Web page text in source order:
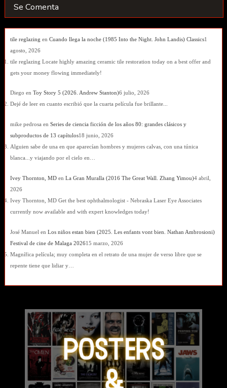
Se Comenta
tile reglazing en Cuando llega la noche (1985 Into the Night. John Landis) Classics1
agosto, 2026
tile reglazing Locate highly amazing ceramic tile restoration today on a best offer and
gets your money flowing immediately!
Diego en Toy Story 5 (2026. Andrew Stanton)6 julio, 2026
Dejé de leer en cuanto escribió que la cuarta película fue brillante...
mike pedrosa en Series de ciencia ficción de los años 80: grandes clásicos y
subproductos de 13 capítulos18 junio, 2026
Alguien sabe de una en que aparecían hombres y mujeres calvas, con una túnica
blanca...y viajando por el cielo en…
Ivey Thornton, MDen La Gran Muralla (2016 The Great Wall. Zhang Yimou)4 abril,
2026
Ivey Thornton, MD Get the best ophthalmologist - Nebraska Laser Eye Associates
currently now available and with expert knowledges today!
José Manuel en Los niños estan bien (2025. Les enfants vont bien. Nathan Ambrosioni)
Festival de cine de Malaga 202615 marzo, 2026
Magnífica película; muy completa en el retrato de una mujer de verso libre que se
repente tiene que lidiar y…